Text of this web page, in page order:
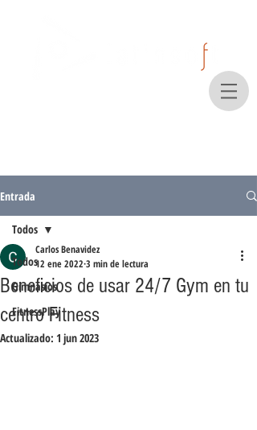
Entrada
Todos
Gimnasios
FitnessPlay
Todos
Beneficios de usar 24/7 Gym en tu
centro Fitness
Carlos Benavidez
12 ene 2022 3 min de lectura
Actualizado: 1 jun 2023